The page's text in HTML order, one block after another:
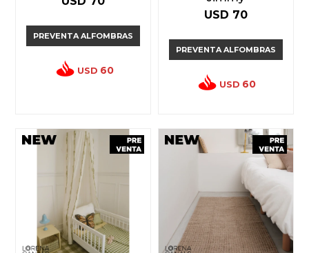
PREVENTA ALFOMBRAS
USD 60
USD 70
PREVENTA ALFOMBRAS
USD 60